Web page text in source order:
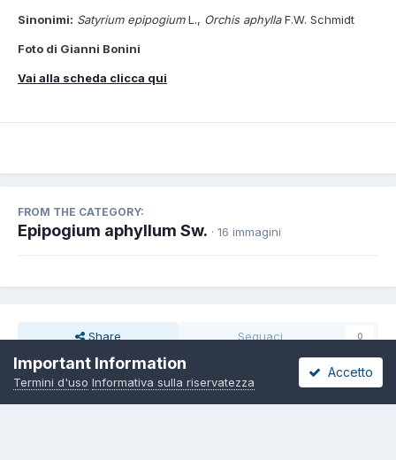
Sinonimi: Satyrium epipogiumL., Orchis aphyllaF.W. Schmidt
Foto di Gianni Bonini
Vai alla scheda clicca qui
FROM THE CATEGORY:
Epipogium aphyllum Sw. · 16 immagini
Share Seguaci 0
Important Information
Termini d'uso Informativa sulla riservatezza
Accetto